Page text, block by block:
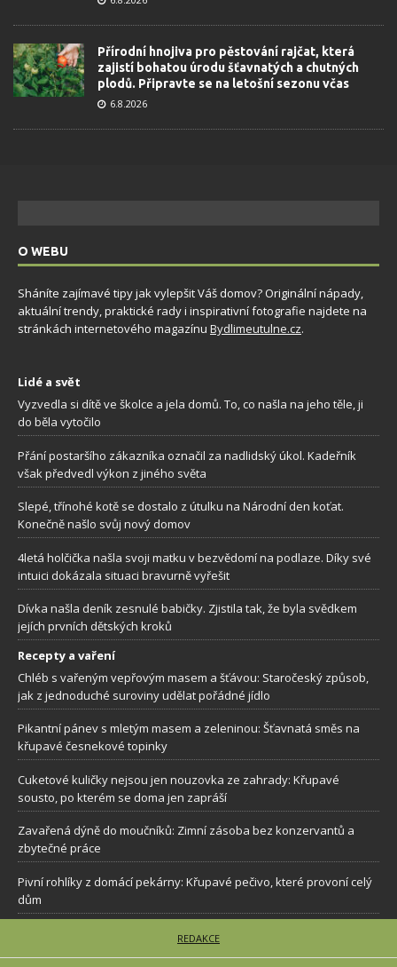
Přírodní hnojiva pro pěstování rajčat, která
zajistí bohatou úrodu šťavnatých a chutných
plodů. Připravte se na letošní sezonu včas
6.8.2026
O WEBU
Sháníte zajímavé tipy jak vylepšit Váš domov? Originální nápady,
aktuální trendy, praktické rady i inspirativní fotografie najdete na
stránkách internetového magazínu Bydlimeutulne.cz.
Lidé a svět
Vyzvedla si dítě ve školce a jela domů. To, co našla na jeho těle, ji
do běla vytočilo
Přání postaršího zákazníka označil za nadlidský úkol. Kadeřník
však předvedl výkon z jiného světa
Slepé, třínohé kotě se dostalo z útulku na Národní den koťat.
Konečně našlo svůj nový domov
4letá holčička našla svoji matku v bezvědomí na podlaze. Díky své
intuici dokázala situaci bravurně vyřešit
Dívka našla deník zesnulé babičky. Zjistila tak, že byla svědkem
jejích prvních dětských kroků
Recepty a vaření
Chléb s vařeným vepřovým masem a šťávou: Staročeský způsob,
jak z jednoduché suroviny udělat pořádné jídlo
Pikantní pánev s mletým masem a zeleninou: Šťavnatá směs na
křupavé česnekové topinky
Cuketové kuličky nejsou jen nouzovka ze zahrady: Křupavé
sousto, po kterém se doma jen zapráší
Zavařená dýně do moučníků: Zimní zásoba bez konzervantů a
zbytečné práce
Pivní rohlíky z domácí pekárny: Křupavé pečivo, které provoní celý
dům
REDAKCE